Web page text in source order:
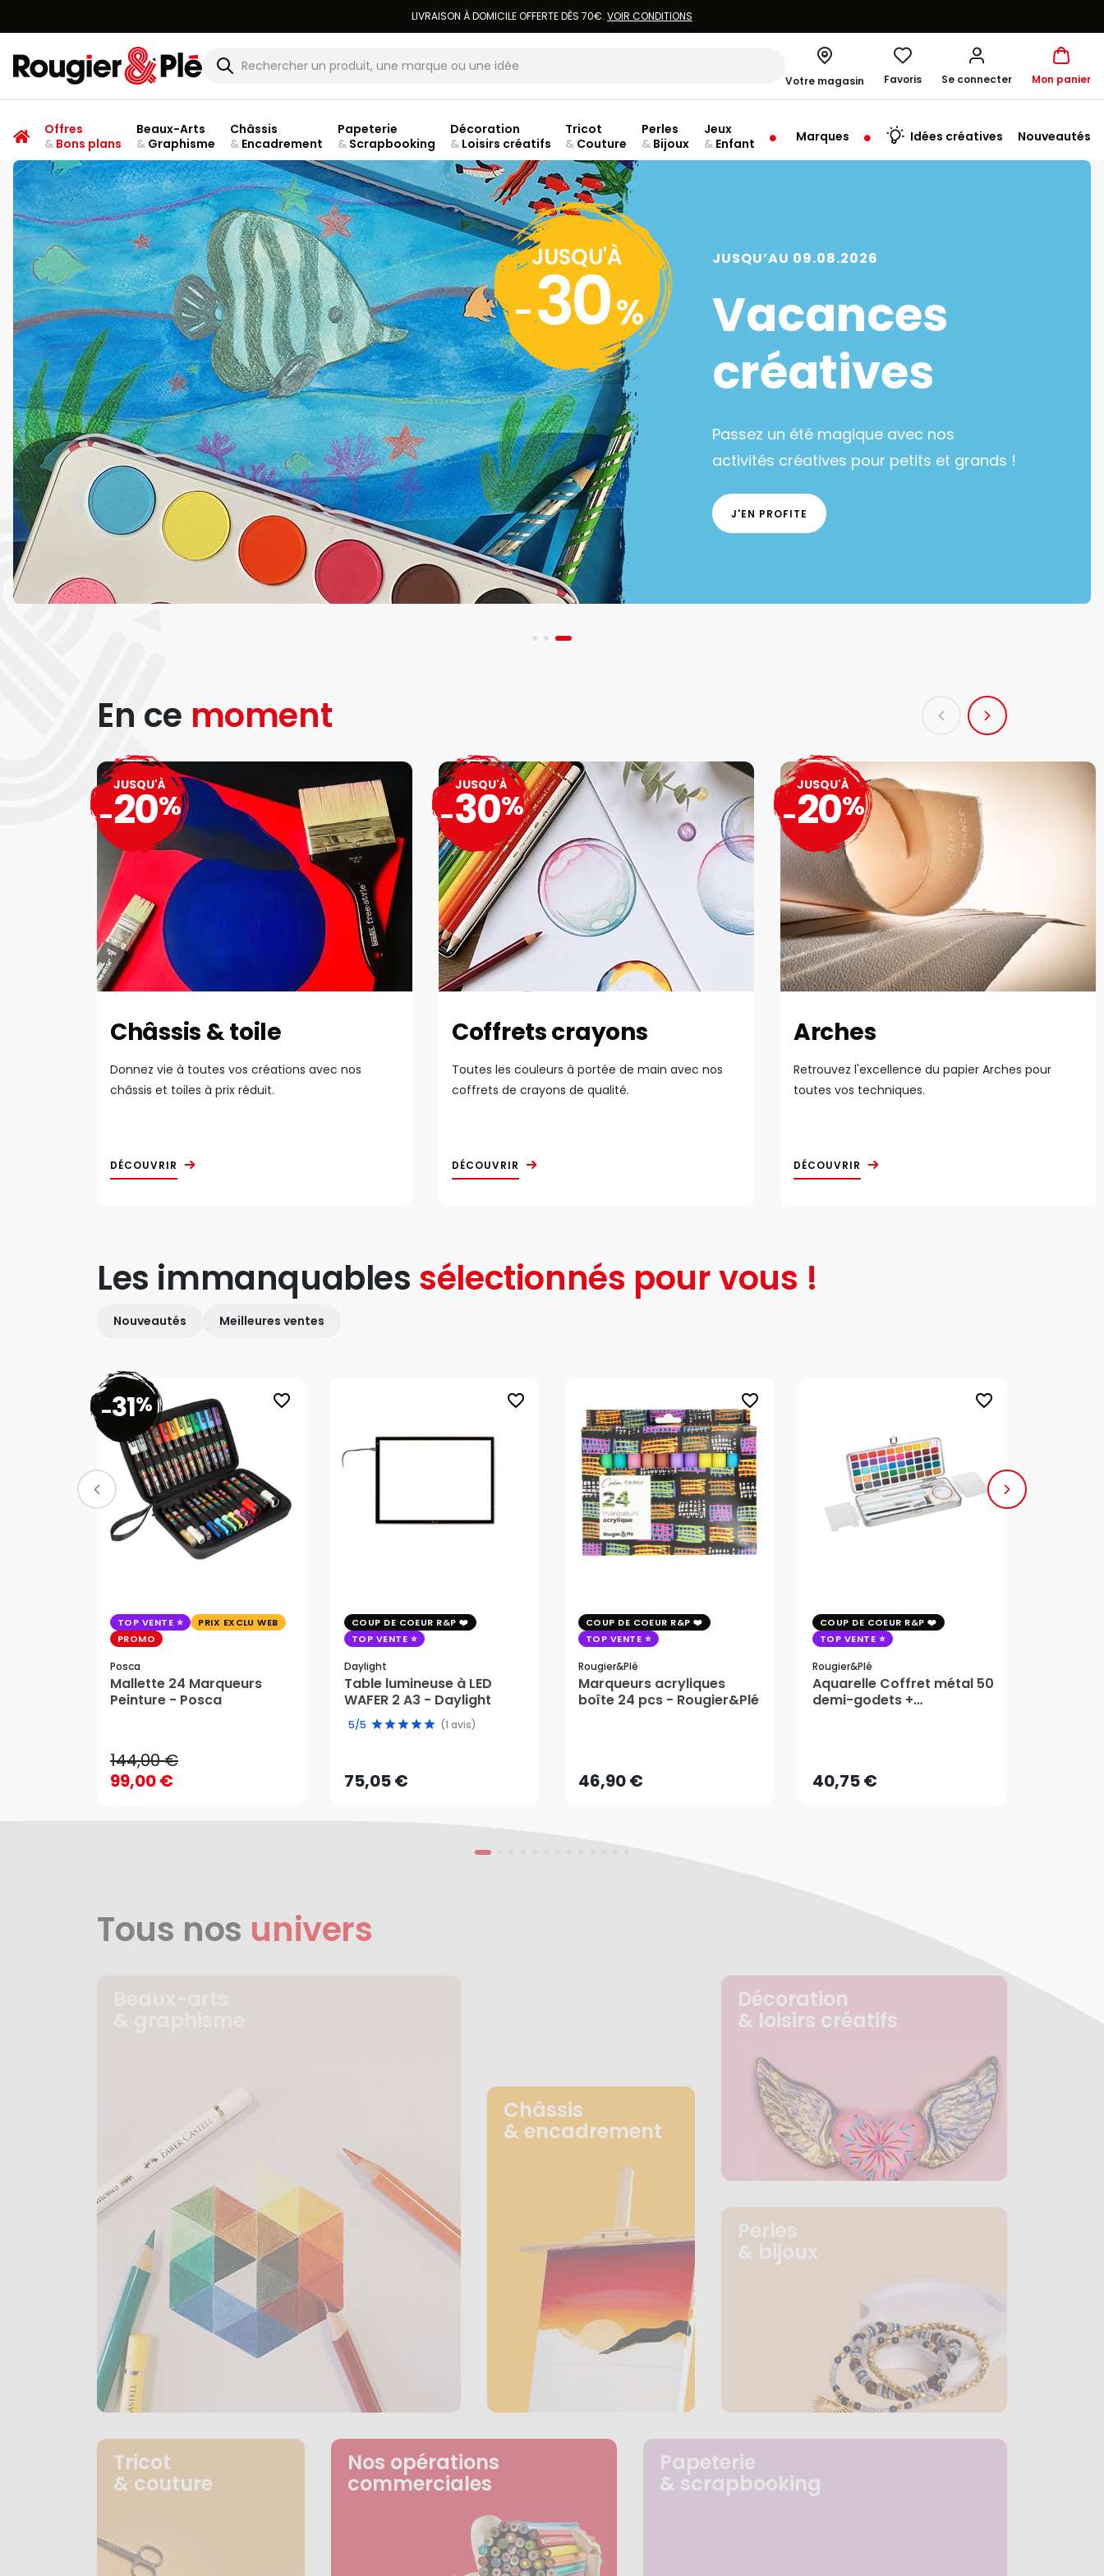
LIVRAISON À DOMICILE OFFERTE DÈS 70€. VOIR CONDITIONS
Rougier & Plé
Votre magasin
Ferme à 19:30
Favoris Se connecter Mon panier
Offres
&Bons plans
Beaux-Arts
&Graphisme
Châssis
&Encadrement
Papeterie
&Scrapbooking
Décoration
&Loisirs créatifs
Tricot
& Couture
Perles
& Bijoux
Jeux
& Enfant Marques Idées créatives Nouveautés
JUSQU'À
-30%
JUSQU’AU 09.08.2026
Vacances
créatives
Passez un été magique avec nos
activités créatives pour petits et grands !
J'EN PROFITE
En ce moment
Châssis & toile
Donnez vie à toutes vos créations avec nos
châssis et toiles à prix réduit.
DÉCOUVRIR
JUSQU'À
-20%
Coffrets crayons
Toutes les couleurs à portée de main avec nos
coffrets de crayons de qualité.
DÉCOUVRIR
JUSQU'À
-30%
Arches
Retrouvez l'excellence du papier Arches pour
toutes vos techniques.
DÉCOUVRIR
JUSQU'À
-20%
Les immanquables sélectionnés pour vous !
Nouveautés Meilleures ventes
favorite_border
-31%
TOP VENTE
PRIX EXCLU WEB
PROMO
Posca
Mallette 24 Marqueurs
Peinture - Posca
144,00 €
99,00 €
144,00 €
AJOUTER AU PANIER
favorite_border
COUP DE COEUR R&P
TOP VENTE
Daylight
Table lumineuse à LED
WAFER 2 A3 - Daylight
5/5 (1 avis)
75,05 €
75,05 €
AJOUTER AU PANIER
favorite_border
COUP DE COEUR R&P
TOP VENTE
Rougier&plé
Marqueurs acryliques
boîte 24 pcs - Rougier&Plé
46,90 €AJOUTER AU PANIER
favorite_border
COUP DE COEUR R&P
TOP VENTE
Rougier&plé
Aquarelle Coffret métal 50
demi-godets +
40,75 €AJOUTER AU PANIER
Tous nos univers
Châssis
& encadrement
Décoration
& loisirs créatifs
Perles
& bijoux
Tricot
& couture
Nos opérations
commerciales
Papeterie
& scrapbooking